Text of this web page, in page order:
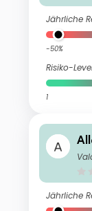
Jährliche
-50%
Risiko-
1
Jährliche